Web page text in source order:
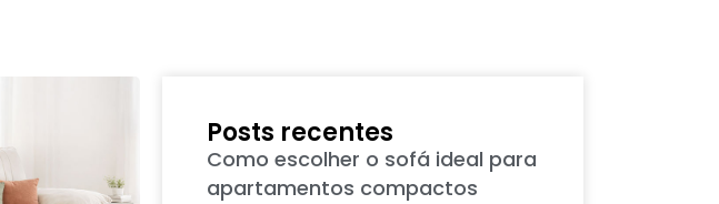
Posts recentes
Como escolher o sofá ideal para
apartamentos compactos